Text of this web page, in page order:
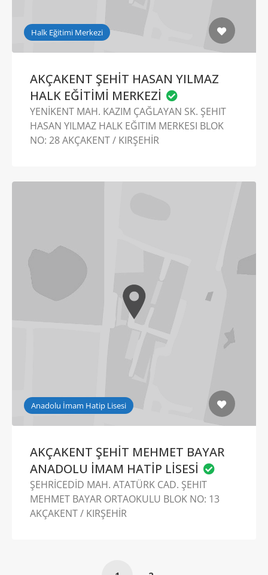
Halk Eğitimi Merkezi
AKÇAKENT ŞEHİT HASAN YILMAZ
HALK EĞİTİMİ MERKEZİ
YENİKENT MAH. KAZIM ÇAĞLAYAN SK. ŞEHIT
HASAN YILMAZ HALK EĞITIM MERKESI BLOK
NO: 28 AKÇAKENT / KIRŞEHİR
Anadolu İmam Hatip Lisesi
AKÇAKENT ŞEHİT MEHMET BAYAR
ANADOLU İMAM HATİP LİSESİ
ŞEHRİCEDİD MAH. ATATÜRK CAD. ŞEHIT
MEHMET BAYAR ORTAOKULU BLOK NO: 13
AKÇAKENT / KIRŞEHİR